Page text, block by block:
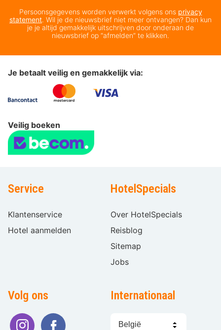
Persoonsgegevens worden verwerkt volgens ons privacy
statement. Wil je de nieuwsbrief niet meer ontvangen? Dan kun
je je altijd gemakkelijk uitschrijven door onderaan de
nieuwsbrief op “afmelden” te klikken.
Je betaalt veilig en gemakkelijk via:
Veilig boeken
Service
Klantenservice
Hotel aanmelden
HotelSpecials
Over HotelSpecials
Reisblog
Sitemap
Jobs
Volg ons Internationaal